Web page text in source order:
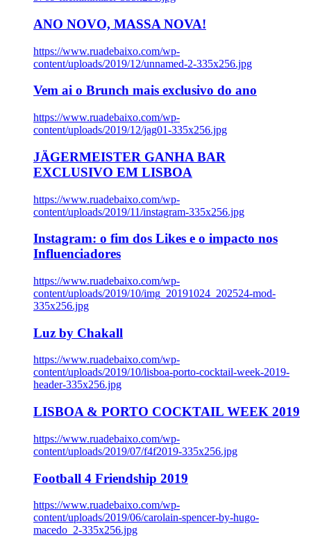
ANO NOVO, MASSA NOVA!
https://www.ruadebaixo.com/wp-
content/uploads/2019/12/unnamed-2-335x256.jpg
Vem ai o Brunch mais exclusivo do ano
https://www.ruadebaixo.com/wp-
content/uploads/2019/12/jag01-335x256.jpg
JÄGERMEISTER GANHA BAR
EXCLUSIVO EM LISBOA
https://www.ruadebaixo.com/wp-
content/uploads/2019/11/instagram-335x256.jpg
Instagram: o fim dos Likes e o impacto nos
Influenciadores
https://www.ruadebaixo.com/wp-
content/uploads/2019/10/img_20191024_202524-mod-
335x256.jpg
Luz by Chakall
https://www.ruadebaixo.com/wp-
content/uploads/2019/10/lisboa-porto-cocktail-week-2019-
header-335x256.jpg
LISBOA & PORTO COCKTAIL WEEK 2019
https://www.ruadebaixo.com/wp-
content/uploads/2019/07/f4f2019-335x256.jpg
Football 4 Friendship 2019
https://www.ruadebaixo.com/wp-
content/uploads/2019/06/carolain-spencer-by-hugo-
macedo_2-335x256.jpg